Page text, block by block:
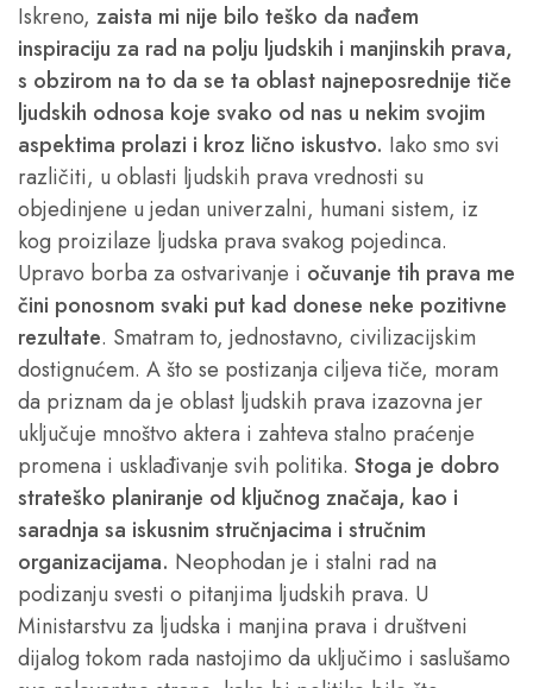
Iskreno, zaista mi nije bilo teško da nađem
inspiraciju za rad na polju ljudskih i manjinskih prava,
s obzirom na to da se ta oblast najneposrednije tiče
ljudskih odnosa koje svako od nas u nekim svojim
aspektima prolazi i kroz lično iskustvo. Iako smo svi
različiti, u oblasti ljudskih prava vrednosti su
objedinjene u jedan univerzalni, humani sistem, iz
kog proizilaze ljudska prava svakog pojedinca.
Upravo borba za ostvarivanje i očuvanje tih prava me
čini ponosnom svaki put kad donese neke pozitivne
rezultate. Smatram to, jednostavno, civilizacijskim
dostignućem. A što se postizanja ciljeva tiče, moram
da priznam da je oblast ljudskih prava izazovna jer
uključuje mnoštvo aktera i zahteva stalno praćenje
promena i usklađivanje svih politika. Stoga je dobro
strateško planiranje od ključnog značaja, kao i
saradnja sa iskusnim stručnjacima i stručnim
organizacijama. Neophodan je i stalni rad na
podizanju svesti o pitanjima ljudskih prava. U
Ministarstvu za ljudska i manjina prava i društveni
dijalog tokom rada nastojimo da uključimo i saslušamo